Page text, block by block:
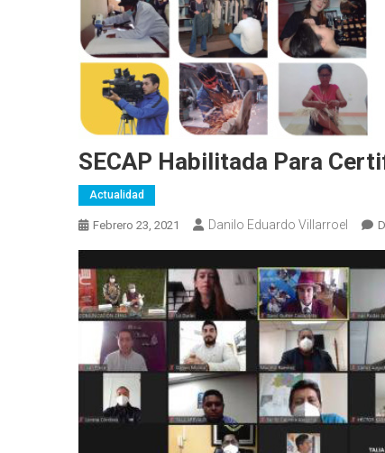
SECAP Habilitada Para
Actualidad
Febrero 23, 2021 Danilo Eduardo Villarroel